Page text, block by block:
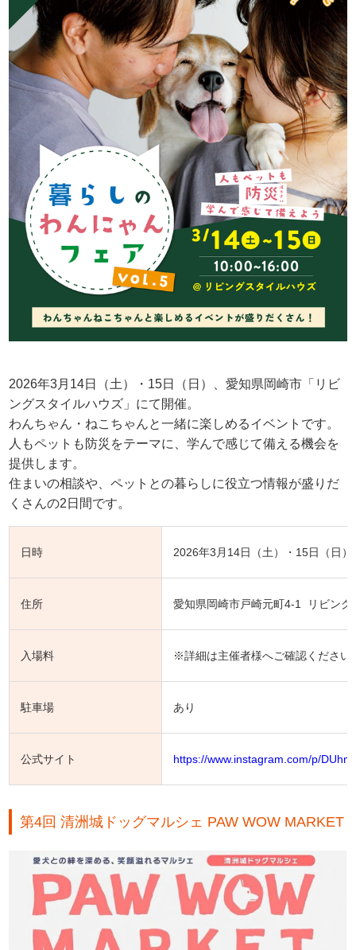
2026年3月14日（土）・15日（日）、愛知県岡崎市「リビ
ングスタイルハウズ」にて開催。
わんちゃん・ねこちゃんと一緒に楽しめるイベントです。
人もペットも防災をテーマに、学んで感じて備える機会を
提供します。
住まいの相談や、ペットとの暮らしに役立つ情報が盛りだ
くさんの2日間です。
日時 2026年3月14日（土）・15日（日
住所 愛知県岡崎市戸崎元町4-1 リビング
入場料 ※詳細は主催者様へご確認ください
駐車場 あり
公式サイト https://www.instagram.com/p/
第4回 清洲城ドッグマルシェ PAW WOW MARKET